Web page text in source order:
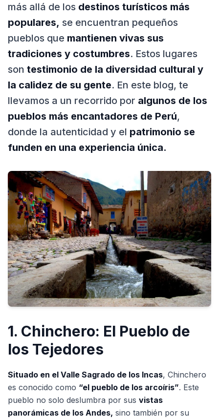
más allá de los destinos turísticos más
populares, se encuentran pequeños
pueblos que mantienen vivas sus
tradiciones y costumbres. Estos lugares
son testimonio de la diversidad cultural y
la calidez de su gente. En este blog, te
llevamos a un recorrido por algunos de los
pueblos más encantadores de Perú,
donde la autenticidad y el patrimonio se
funden en una experiencia única.
1. Chinchero: El Pueblo de
los Tejedores
Situado en el Valle Sagrado de los Incas, Chinchero
es conocido como “el pueblo de los arcoíris”. Este
pueblo no solo deslumbra por sus vistas
panorámicas de los Andes, sino también por su